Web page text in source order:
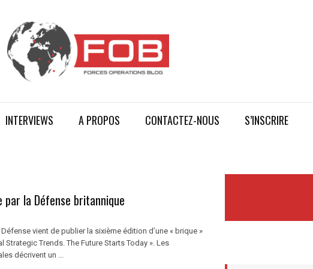
INTERVIEWS A PROPOS CONTACTEZ-NOUS S’INSCRIRE
par la Défense britannique
vient de publier la sixième édition d’une « brique »
Strategic Trends. The Future Starts Today ». Les
décrivent un ...